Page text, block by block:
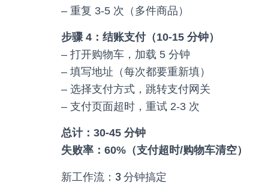
– 重复 3-5 次（多件商品）
步骤 4：结账支付（10-15 分钟）
– 打开购物车，加载 5 分钟
– 填写地址（每次都要重新填）
– 选择支付方式，跳转支付网关
– 支付页面超时，重试 2-3 次
总计：30-45 分钟
失败率：60%（支付超时/购物车清空）
新工作流：3 分钟搞定